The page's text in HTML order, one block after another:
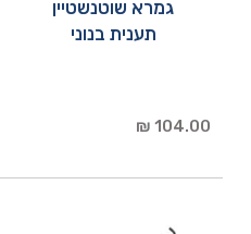
גמרא שוטנשטיין
תענית בנוני
104.00 ₪